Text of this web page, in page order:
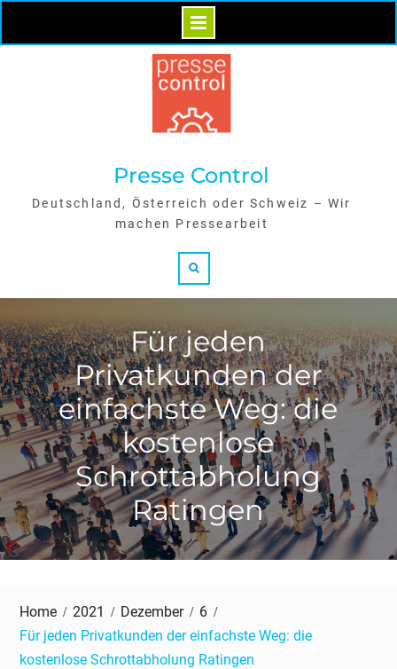
Skip
Presse Control
Deutschland, Österreich oder Schweiz – Wir
machen Pressearbeit
Für jeden
Privatkunden der
einfachste Weg: die
kostenlose
Schrottabholung
Ratingen
Home 2021 Dezember
6
Für jeden Privatkunden der einfachste Weg: die
kostenlose Schrottabholung Ratingen